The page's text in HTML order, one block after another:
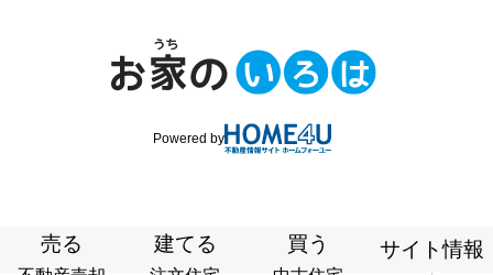
Powered by
売る 建てる 買う サイト情報